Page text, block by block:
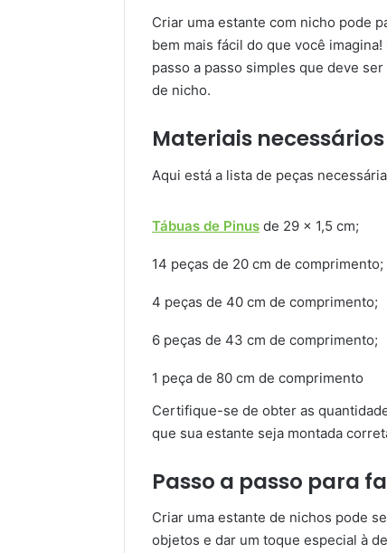
Criar uma estante com nicho pode
bem mais fácil do que você
passo a passo simples que deve
de nicho.
Materiais necessários
Aqui está a lista de peças
Tábuas de Pinus de 29 x 1,5 cm;
14 peças de 20 cm de comprimento;
4 peças de 40 cm de comprimento;
6 peças de 43 cm de comprimento;
1 peça de 80 cm de comprimento
Certifique-se de obter as
que sua estante seja montada
Passo a passo para
Criar uma estante de nichos pode
objetos e dar um toque especial à